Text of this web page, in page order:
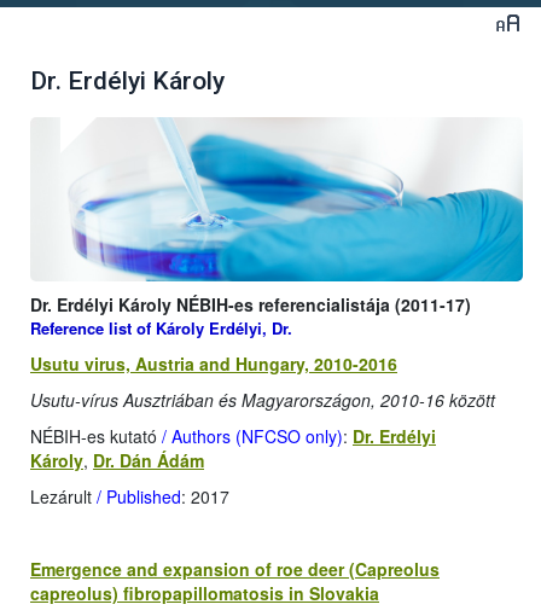
Dr. Erdélyi Károly
Dr. Erdélyi Károly NÉBIH-es referencialistája (2011-17)
Reference list of Károly Erdélyi, Dr.
Usutu virus, Austria and Hungary, 2010-2016
Usutu-vírus Ausztriában és Magyarországon, 2010-16 között
NÉBIH-es kutató / Authors (NFCSO only): Dr. Erdélyi
Károly, Dr. Dán Ádám
Lezárult / Published: 2017
Emergence and expansion of roe deer (Capreolus
capreolus) fibropapillomatosis in Slovakia